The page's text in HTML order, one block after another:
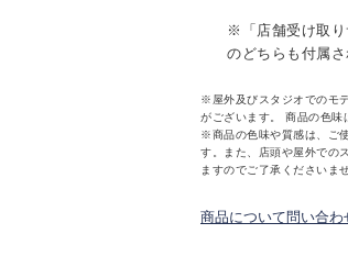
※「店舗受け取り
のどちらも付属さ
※屋外及びスタジオでのモ
がございます。 商品の色味
※商品の色味や質感は、ご
す。また、店頭や屋外での
ますのでご了承くださいませ
商品について問い合わ